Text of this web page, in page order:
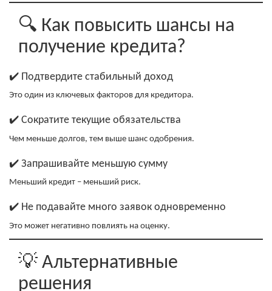
🔍 Как повысить шансы на
получение кредита?
✔️ Подтвердите стабильный доход
Это один из ключевых факторов для кредитора.
✔️ Сократите текущие обязательства
Чем меньше долгов, тем выше шанс одобрения.
✔️ Запрашивайте меньшую сумму
Меньший кредит – меньший риск.
✔️ Не подавайте много заявок одновременно
Это может негативно повлиять на оценку.
💡 Альтернативные
решения